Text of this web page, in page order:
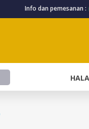
Info dan pemesanan :